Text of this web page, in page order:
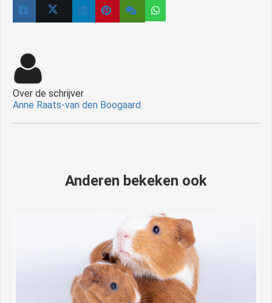
Over de schrijver
Anne Raats-van den Boogaard
Anderen bekeken ook